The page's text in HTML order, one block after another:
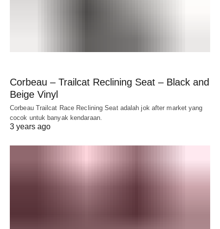
Corbeau – Trailcat Reclining Seat – Black and
Beige Vinyl
Corbeau Trailcat Race Reclining Seat adalah jok after market yang
cocok untuk banyak kendaraan.
3 years ago